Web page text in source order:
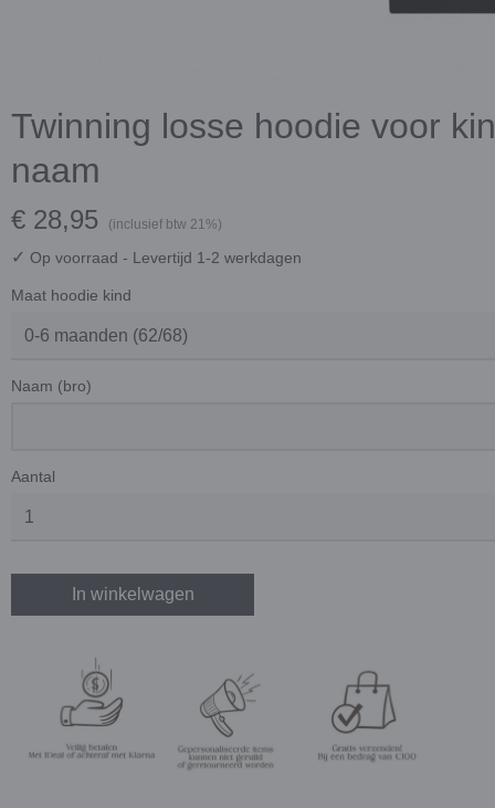
Twinning losse hoodie voor
naam
€ 28,95 (inclusief btw 21%)
✓ Op voorraad - Levertijd 1-2 werkdagen
Maat hoodie kind
Naam (bro)
Aantal
In winkelwagen